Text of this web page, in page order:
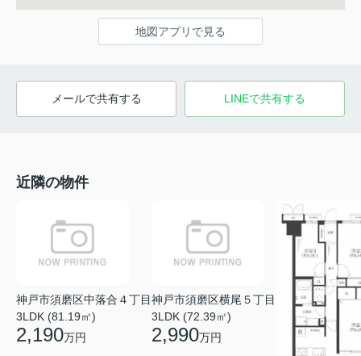
地図アプリで見る
メールで共有する LINEで共有する
近隣の物件
神戸市須磨区中落合４丁目
3LDK (81.19㎡)
2,190万円
神戸市須磨区横尾５丁目
3LDK (72.39㎡)
2,990万円